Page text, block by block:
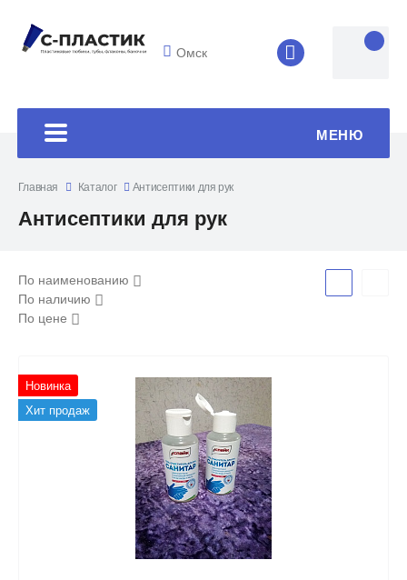
Омск 8 (4852) 33-
МЕНЮ
Главная Каталог Антисептики для рук
Антисептики для рук
По наименованию
По наличию
По цене
Новинка
Хит продаж